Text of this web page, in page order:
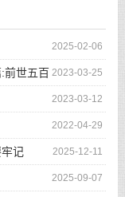
2025-02-06
2023-03-25
前世五百
2023-03-12
2022-04-29
2025-12-11
记
2025-09-07